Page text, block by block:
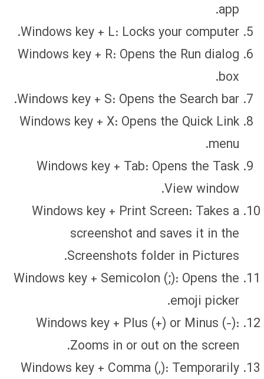
app.
Windows key + L: Locks your computer.
Windows key + R: Opens the Run dialog
box.
Windows key + S: Opens the Search bar.
Windows key + X: Opens the Quick Link
menu.
Windows key + Tab: Opens the Task
View window.
Windows key + Print Screen: Takes a
screenshot and saves it in the
Screenshots folder in Pictures.
Windows key + Semicolon (;): Opens the
emoji picker.
Windows key + Plus (+) or Minus (-):
Zooms in or out on the screen.
Windows key + Comma (,): Temporarily